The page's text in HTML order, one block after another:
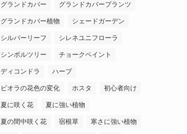
グランドカバー グランドカバープランツ
グランドカバー植物 シェードガーデン
シルバーリーフ シレネユニフローラ
シンボルツリー チョークペイント
ディコンドラ ハーブ
ビオラの花色の変化 ホスタ 初心者向け
夏に咲く花 夏に強い植物
夏の間中咲く花 宿根草 寒さに強い植物